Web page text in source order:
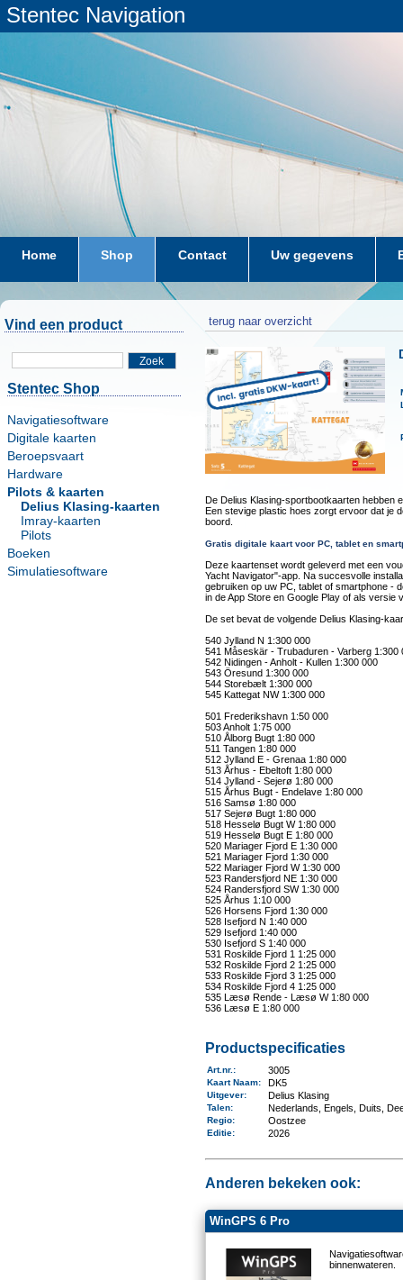
Stentec Navigation
Home Shop Contact Uw gegevens
Vind een product
Zoek
Stentec Shop
Navigatiesoftware
Digitale kaarten
Beroepsvaart
Hardware
Pilots & kaarten
Delius Klasing-kaarten
Imray-kaarten
Pilots
Boeken
Simulatiesoftware
terug naar overzicht
De Delius Klasing-sportbootkaarten hebben
Een stevige plastic hoes zorgt ervoor dat je
boord.
Gratis digitale kaart voor PC, tablet en
Deze kaartenset wordt geleverd met een
Yacht Navigator"-app. Na succesvolle
gebruiken op uw PC, tablet of smartphone -
in de App Store en Google Play of als versie
De set bevat de volgende Delius Klasing-
540 Jylland N 1:300 000
541 Måseskär - Trubaduren - Varberg 1:300
542 Nidingen - Anholt - Kullen 1:300 000
543 Öresund 1:300 000
544 Storebælt 1:300 000
545 Kattegat NW 1:300 000
501 Frederikshavn 1:50 000
503 Anholt 1:75 000
510 Ålborg Bugt 1:80 000
511 Tangen 1:80 000
512 Jylland E - Grenaa 1:80 000
513 Århus - Ebeltoft 1:80 000
514 Jylland - Sejerø 1:80 000
515 Århus Bugt - Endelave 1:80 000
516 Samsø 1:80 000
517 Sejerø Bugt 1:80 000
518 Hesselø Bugt W 1:80 000
519 Hesselø Bugt E 1:80 000
520 Mariager Fjord E 1:30 000
521 Mariager Fjord 1:30 000
522 Mariager Fjord W 1:30 000
523 Randersfjord NE 1:30 000
524 Randersfjord SW 1:30 000
525 Århus 1:10 000
526 Horsens Fjord 1:30 000
528 Isefjord N 1:40 000
529 Isefjord 1:40 000
530 Isefjord S 1:40 000
531 Roskilde Fjord 1 1:25 000
532 Roskilde Fjord 2 1:25 000
533 Roskilde Fjord 3 1:25 000
534 Roskilde Fjord 4 1:25 000
535 Læsø Rende - Læsø W 1:80 000
536 Læsø E 1:80 000
Productspecificaties
Art.nr. : 3005
Kaart Naam: DK5
Uitgever: Delius Klasing
Talen: Nederlands, Engels, Duits,
Regio: Oostzee
Editie: 2026
Anderen bekeken ook:
WinGPS 6 Pro
binnenwateren.